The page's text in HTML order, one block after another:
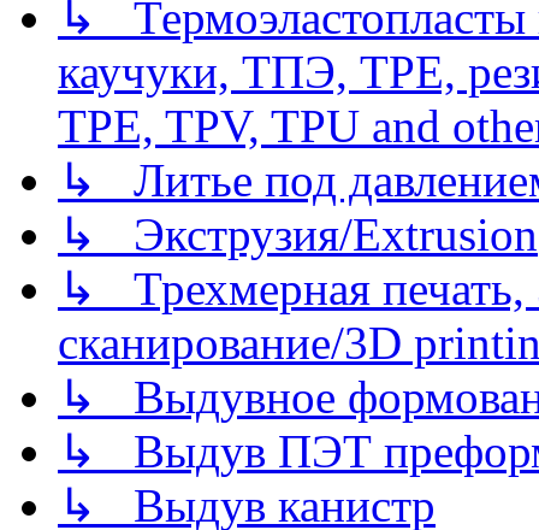
↳
каучуки, ТПЭ, TPE,
TPE, TPV, TPU and
↳ Литье под
↳ Экструзия/Extrusion
↳ Трехмерная
сканирование/3D
↳ Выдувное
↳ Выдув ПЭТ
↳ Выдув канистр